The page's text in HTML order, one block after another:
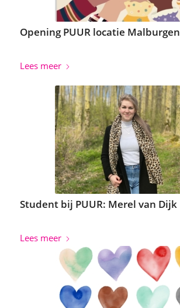
Opening PUUR locatie Malburgen
Lees meer
Student bij PUUR: Merel van Dijk
Lees meer